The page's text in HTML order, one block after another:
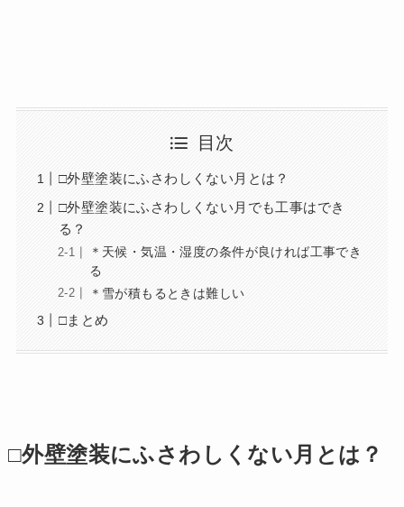
目次
□外壁塗装にふさわしくない月とは？
□外壁塗装にふさわしくない月でも工事はでき
る？
＊天候・気温・湿度の条件が良ければ工事でき
る
＊雪が積もるときは難しい
□まとめ
□外壁塗装にふさわしくない月とは？